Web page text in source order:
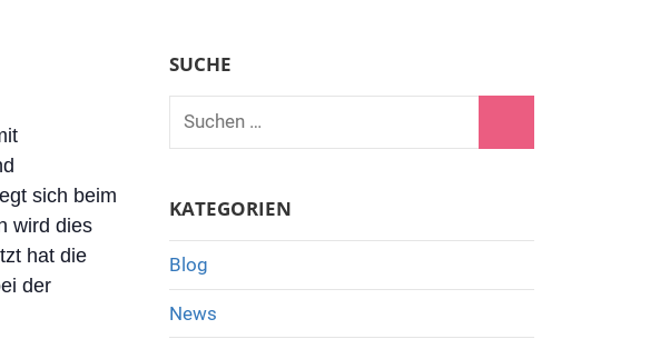
sich beim
wird dies
hat die
der
SUCHE
Suchen
KATEGORIEN
Blog
News